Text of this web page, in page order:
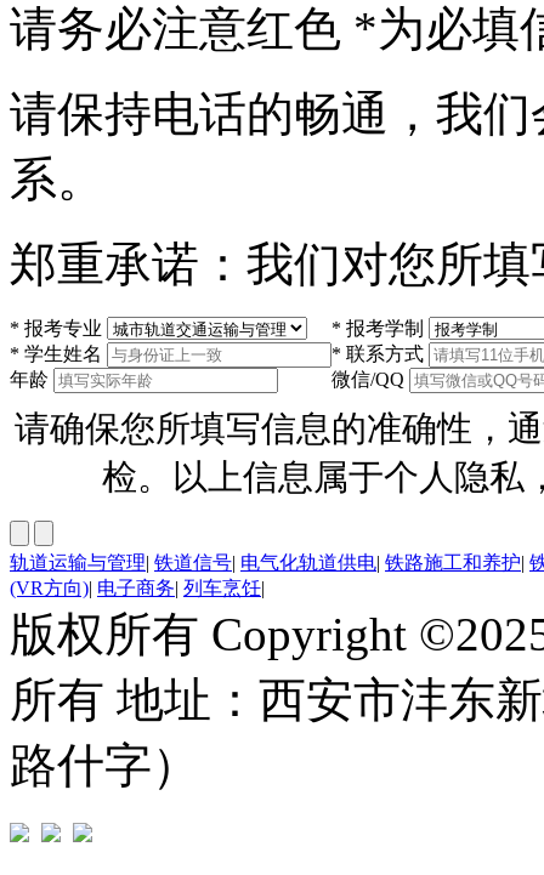
请务必注意红色 *为必填
请保持电话的畅通，我
系。
郑重承诺：我们对您所
* 报考专业 * 报考学制
* 学生姓名 * 联系方式
年龄
微信/QQ
请确保您所填写信息的准确性，
检。以上信息属于个人隐私
轨道运输与管理| 铁道信号| 电气化轨道供电| 铁路施工和养护|
(VR方向)| 电子商务| 列车烹饪|
版权所有 Copyright
所有 地址：西安市沣东
路什字）